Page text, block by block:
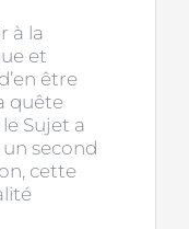
à la
et
être
quête
Sujet a
un second
cette